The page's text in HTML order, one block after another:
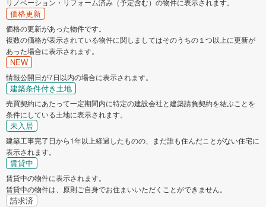
価格更新
価格の更新があった物件です。
複数の価格が表示されている物件に関しましてはそのうちの１つ以上に更新が
あった場合に表示されます。
NEW
情報公開日が7日以内の場合に表示されます。
建築条件付き土地
売買契約にあたって一定期間内に特定の建設会社と建築請負契約を結ぶことを
条件にしている土地に表示されます。
未入居
建築工事完了日から1年以上経過したものの、まだ誰も住んだことがない住宅に
表示されます。
賃貸中
賃貸中の物件に表示されます。
賃貸中の物件は、原則ご自身でお住まいいただくことができません。
請求済